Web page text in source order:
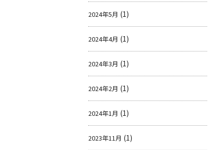
2024年5月 (1)
2024年4月 (1)
2024年3月 (1)
2024年2月 (1)
2024年1月 (1)
2023年11月 (1)